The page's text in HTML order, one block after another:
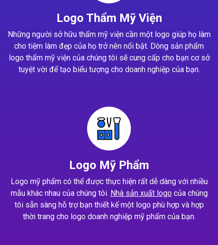
Logo Thẩm Mỹ Viện
Những người sở hữu thẩm mỹ viện cần một logo giúp họ làm
cho tiệm làm đẹp của họ trở nên nổi bật. Dòng sản phẩm
logo thẩm mỹ viện của chúng tôi sẽ cung cấp cho bạn cơ sở
tuyệt vời để tạo biểu tượng cho doanh nghiệp của bạn.
Logo Mỹ Phẩm
Logo mỹ phẩm có thể được thực hiện rất dễ dàng với nhiều
mẫu khác nhau của chúng tôi. Nhà sản xuất logocủa chúng
tôi sẵn sàng hỗ trợ bạn thiết kế một logo phù hợp và hợp
thời trang cho logo doanh nghiệp mỹ phẩm của bạn.